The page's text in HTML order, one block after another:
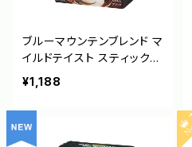
ブルーマウンテンブレンド マ
イルドテイスト スティックコ
ーヒー [5024]
¥1,188